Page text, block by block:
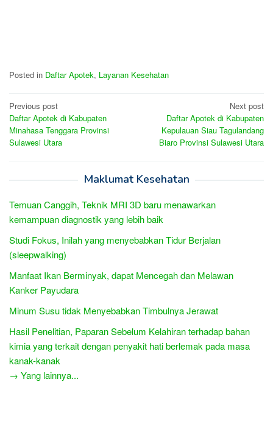
Posted in Daftar Apotek, Layanan Kesehatan
Post
navigation
Previous post
Daftar Apotek di Kabupaten
Minahasa Tenggara Provinsi
Sulawesi Utara
Next post
Daftar Apotek di Kabupaten
Kepulauan Siau Tagulandang
Biaro Provinsi Sulawesi Utara
Maklumat Kesehatan
Temuan Canggih, Teknik MRI 3D baru menawarkan
kemampuan diagnostik yang lebih baik
Studi Fokus, Inilah yang menyebabkan Tidur Berjalan
(sleepwalking)
Manfaat Ikan Berminyak, dapat Mencegah dan Melawan
Kanker Payudara
Minum Susu tidak Menyebabkan Timbulnya Jerawat
Hasil Penelitian, Paparan Sebelum Kelahiran terhadap bahan
kimia yang terkait dengan penyakit hati berlemak pada masa
kanak-kanak
→ Yang lainnya...